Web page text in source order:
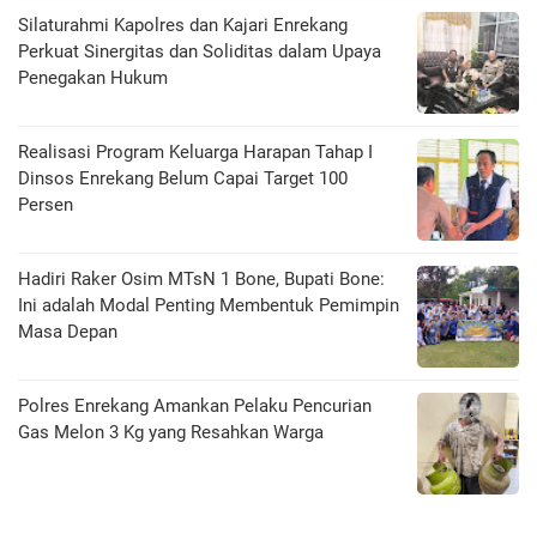
Silaturahmi Kapolres dan Kajari Enrekang
Perkuat Sinergitas dan Soliditas dalam Upaya
Penegakan Hukum
Realisasi Program Keluarga Harapan Tahap I
Dinsos Enrekang Belum Capai Target 100
Persen
Hadiri Raker Osim MTsN 1 Bone, Bupati Bone:
Ini adalah Modal Penting Membentuk Pemimpin
Masa Depan
Polres Enrekang Amankan Pelaku Pencurian
Gas Melon 3 Kg yang Resahkan Warga